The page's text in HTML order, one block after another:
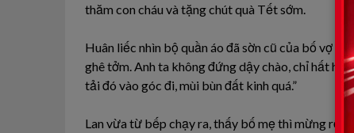
thăm con cháu và tặng chút quà Tết sớm.
Huân liếc nhìn bộ quần áo đã sờn cũ của bố vợ và
ghê tởm. Anh ta không đứng dậy chào, chỉ hất
tải đó vào góc đi, mùi bùn đất kinh quá.”
Lan vừa từ bếp chạy ra, thấy bố mẹ thì mừng rỡ